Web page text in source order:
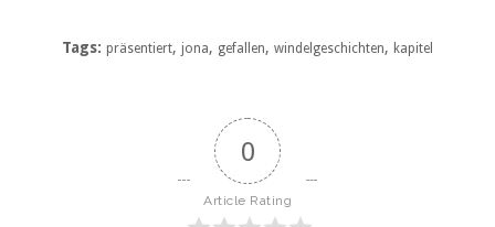
Tags: präsentiert, jona, gefallen, windelgeschichten, kapitel
0
Article Rating